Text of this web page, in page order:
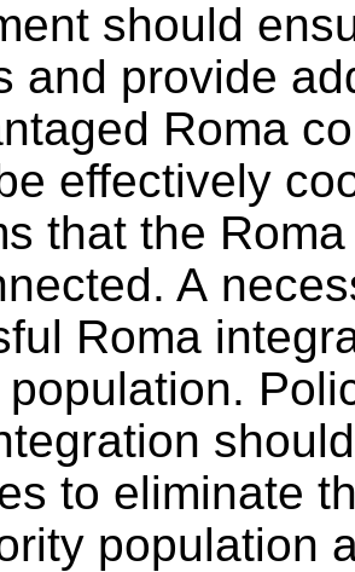
should
and provide
Roma
effectively
that the
A
Roma
to eliminate
population